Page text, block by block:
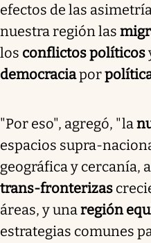
efectos de las
nuestra región las
los conflictos políticos
democraciapor
"Por eso", agregó, "la
espacios supra-
geográfica y cercanía,
trans-fronterizas
áreas, y unaregión
estrategias comunes